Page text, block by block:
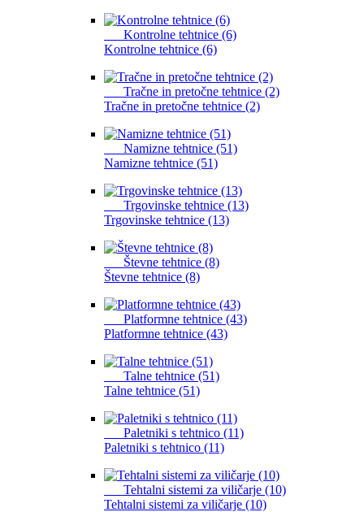
Kontrolne tehtnice (6)
Kontrolne tehtnice (6)
Tračne in pretočne tehtnice (2)
Tračne in pretočne tehtnice (2)
Namizne tehtnice (51)
Namizne tehtnice (51)
Trgovinske tehtnice (13)
Trgovinske tehtnice (13)
Števne tehtnice (8)
Števne tehtnice (8)
Platformne tehtnice (43)
Platformne tehtnice (43)
Talne tehtnice (51)
Talne tehtnice (51)
Paletniki s tehtnico (11)
Paletniki s tehtnico (11)
Tehtalni sistemi za viličarje (10)
Tehtalni sistemi za viličarje (10)